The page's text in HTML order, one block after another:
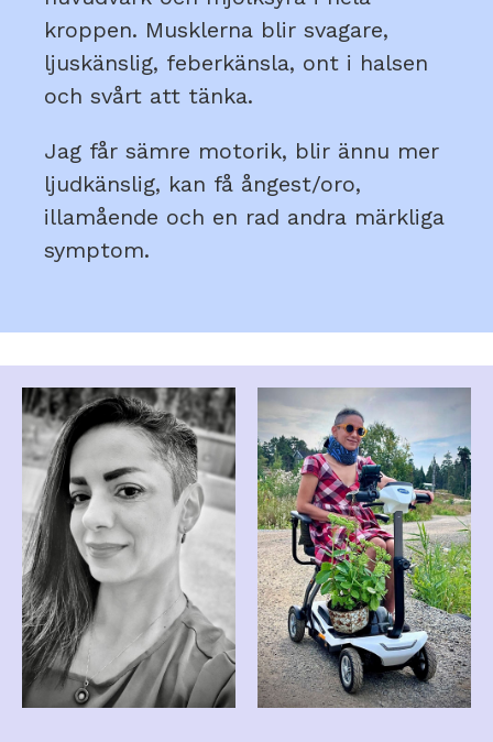
kroppen. Musklerna blir svagare,
ljuskänslig, feberkänsla, ont i halsen
och svårt att tänka.
Jag får sämre motorik, blir ännu mer
ljudkänslig, kan få ångest/oro,
illamående och en rad andra märkliga
symptom.